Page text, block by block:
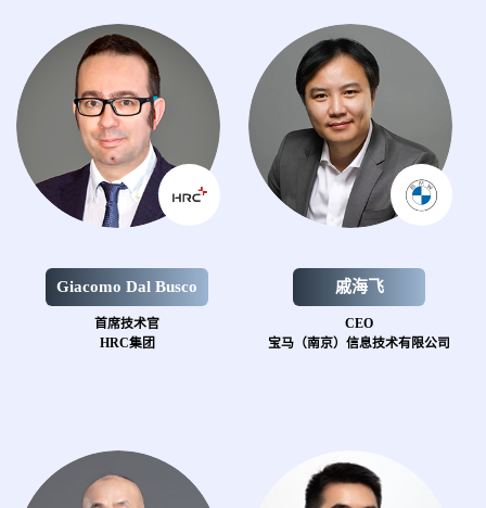
Giacomo Dal Busco
首席技术官
HRC集团
戚海飞
CEO
宝马（南京）信息技术有限公司